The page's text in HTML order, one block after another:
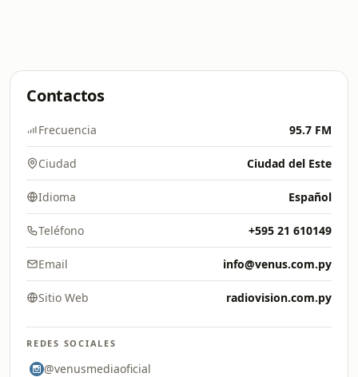
Contactos
Frecuencia 95.7 FM
Ciudad Ciudad del Este
Idioma Español
Teléfono +595 21 610149
Email info@venus.com.py
Sitio Web radiovision.com.py
REDES SOCIALES
@venusmediaoficial